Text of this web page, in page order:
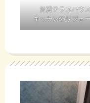
賃貸テラスハウス
キッチンのリフォ